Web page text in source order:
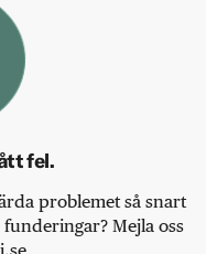
fel.
problemet så snart
Mejla oss